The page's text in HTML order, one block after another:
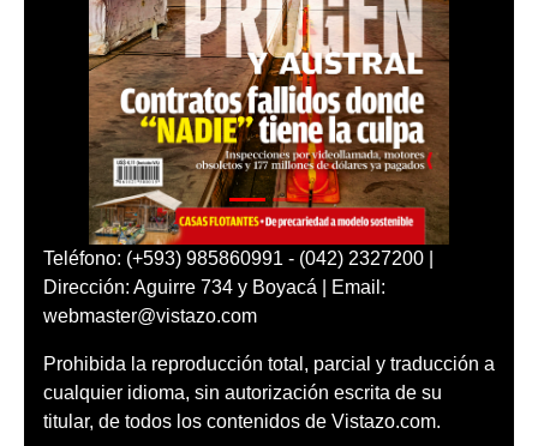
Teléfono: (+593) 985860991 - (042) 2327200 |
Dirección: Aguirre 734 y Boyacá | Email:
webmaster@vistazo.com
Prohibida la reproducción total, parcial y traducción a
cualquier idioma, sin autorización escrita de su
titular, de todos los contenidos de Vistazo.com.